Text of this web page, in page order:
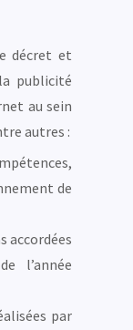
décret et
publicité
au sein
autres :
de
accordées
l’année
par